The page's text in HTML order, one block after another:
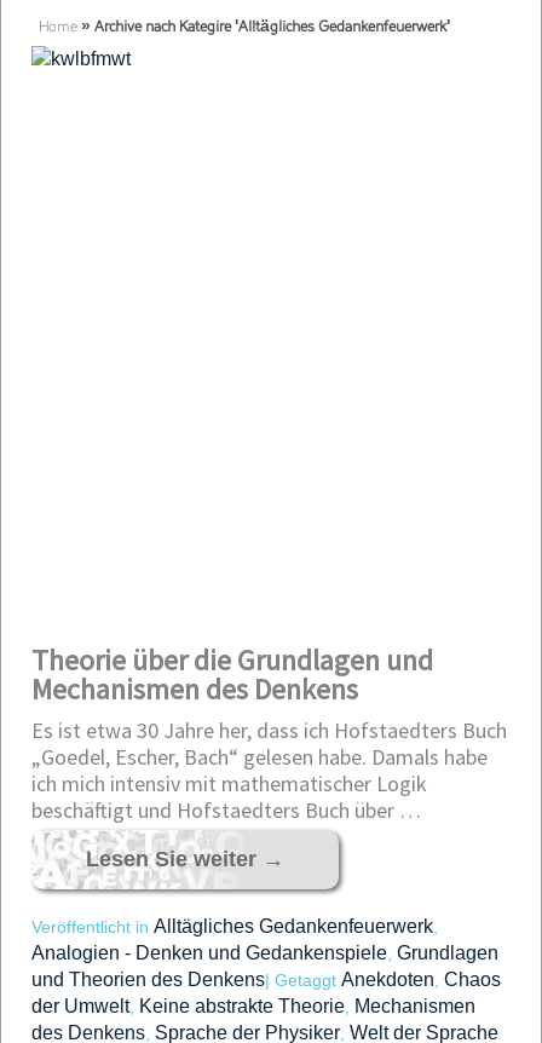
Home » Archive nach Kategire 'Alltägliches Gedankenfeuerwerk'
Theorie über die Grundlagen und
Mechanismen des Denkens
Es ist etwa 30 Jahre her, dass ich Hofstaedters Buch
„Goedel, Escher, Bach“ gelesen habe. Damals habe
ich mich intensiv mit mathematischer Logik
beschäftigt und Hofstaedters Buch über …
Lesen Sie weiter →
Veröffentlicht in Alltägliches Gedankenfeuerwerk
Analogien - Denken und Gedankenspiele Grundlagen
und Theorien des Denkens| Getaggt Anekdoten Chaos
der Umwelt, Keine abstrakte Theorie Mechanismen
des Denkens Sprache der Physiker Welt der Sprache